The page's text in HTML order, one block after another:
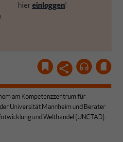
hiereinloggen!
am Kompetenzzentrum für
Universität Mannheim und Berater
und Welthandel (UNCTAD).